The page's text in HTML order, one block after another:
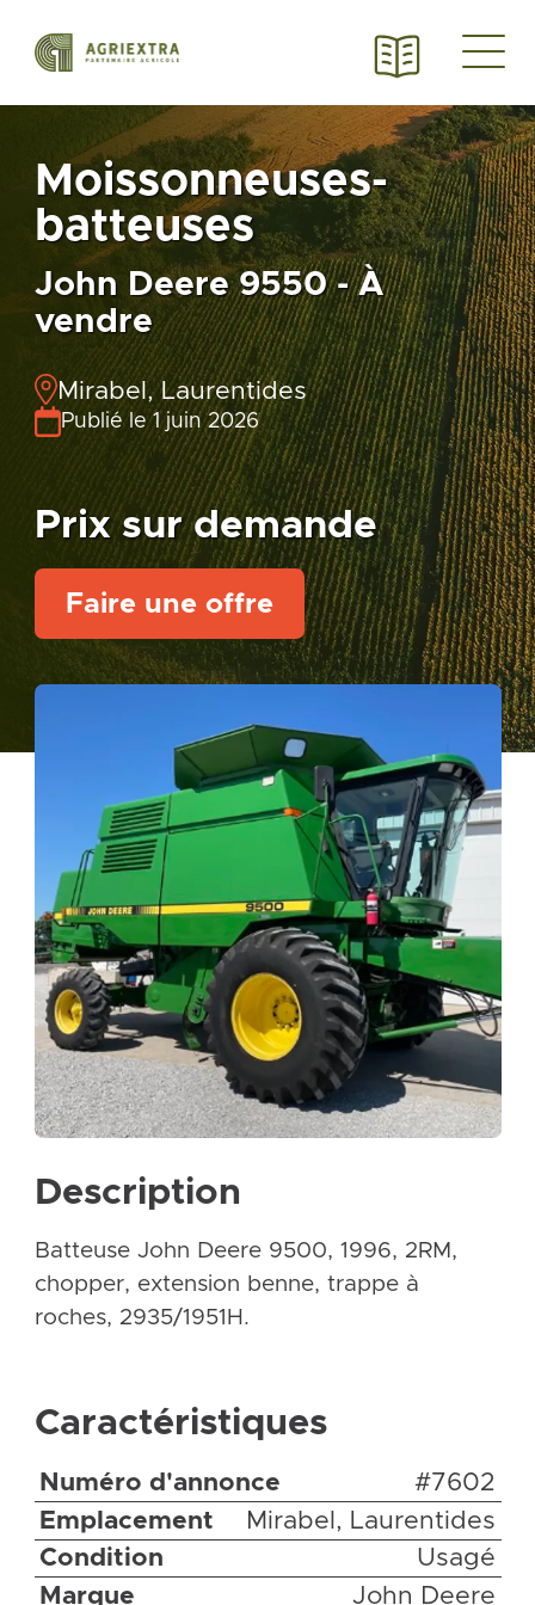
Moissonneuses-
batteuses
John Deere 9550 - À
vendre
Mirabel, Laurentides
Publié le 1 juin 2026
Prix sur demande
Faire une offre
Description
Batteuse John Deere 9500, 1996, 2RM,
chopper, extension benne, trappe à
roches, 2935/1951H.
Caractéristiques
Numéro d'annonce
#7602
Emplacement
Mirabel, Laurentides
Condition
Usagé
Marque
John Deere